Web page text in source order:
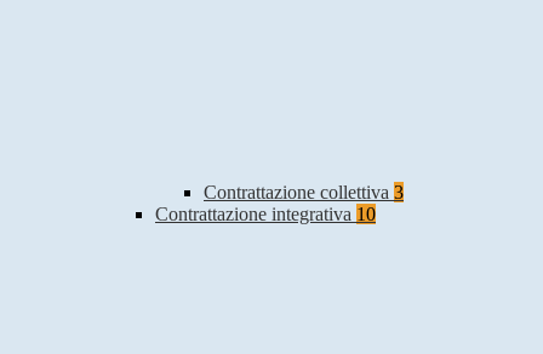
Contrattazione collettiva 3
Contrattazione integrativa 10